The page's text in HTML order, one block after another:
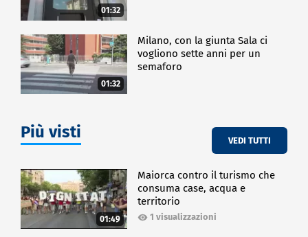
01:32
01:32
Milano, con la giunta Sala ci
vogliono sette anni per un
semaforo
Più visti VEDI TUTTI
01:49
Maiorca contro il turismo che
consuma case, acqua e
territorio
1 visualizzazioni